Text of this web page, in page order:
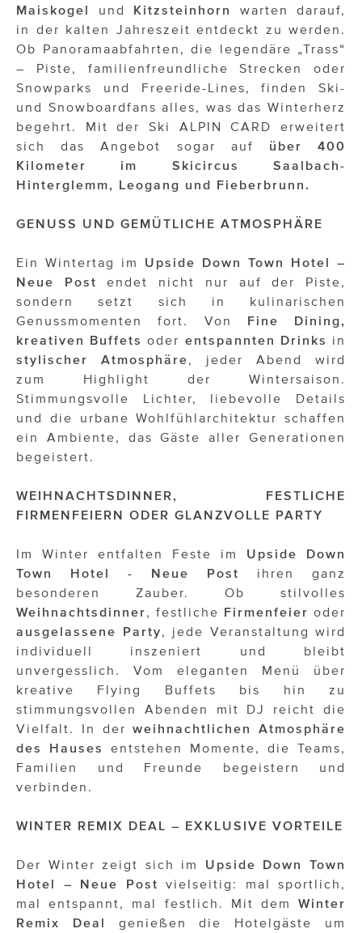
Susanne Wuest
The Budims
TOG Studio
Upside Down Town Hotel – Neue Post
VieSFF – Vienna Spanish Film Festival
Maiskogel
und Kitzsteinhorn
warten darauf,
in der kalten Jahreszeit entdeckt zu werden.
Ob Panoramaabfahrten, die legendäre „Trass“
– Piste, familienfreundliche Strecken oder
Snowparks und Freeride-Lines, finden Ski-
und Snowboardfans alles, was das Winterherz
begehrt. Mit der Ski ALPIN CARD erweitert
sich das Angebot sogar auf über 400
Kilometer im Skicircus Saalbach-
Hinterglemm, Leogang und Fieberbrunn.
GENUSS UND GEMÜTLICHE ATMOSPHÄRE
Ein Wintertag im
Upside Down Town Hotel –
Neue Post endet nicht nur auf der Piste,
sondern setzt sich in kulinarischen
Genussmomenten fort. Von Fine Dining,
kreativen Buffets oder entspannten Drinks in
stylischer Atmosphäre
, jeder Abend wird
zum Highlight der Wintersaison.
Stimmungsvolle Lichter, liebevolle Details
und die urbane Wohlfühlarchitektur schaffen
ein Ambiente, das Gäste aller Generationen
begeistert.
WEIHNACHTSDINNER, FESTLICHE
FIRMENFEIERN ODER GLANZVOLLE PARTY
Im Winter entfalten Feste im Upside Down
Town Hotel - Neue Post
ihren ganz
besonderen Zauber. Ob stilvolles
Weihnachtsdinner
, festliche Firmenfeier oder
ausgelassene Party , jede Veranstaltung wird
individuell inszeniert und bleibt
unvergesslich. Vom eleganten Menü über
kreative Flying Buffets bis hin zu
stimmungsvollen Abenden mit DJ reicht die
Vielfalt. In derweihnachtlichen Atmosphäre
des Hauses
entstehen Momente, die Teams,
Familien und Freunde begeistern und
verbinden.
WINTER REMIX DEAL – EXKLUSIVE VORTEILE
Der Winter zeigt sich im Upside Down Town
Hotel – Neue Post vielseitig: mal sportlich,
mal entspannt, mal festlich. Mit dem Winter
Remix Deal
genießen die Hotelgäste um